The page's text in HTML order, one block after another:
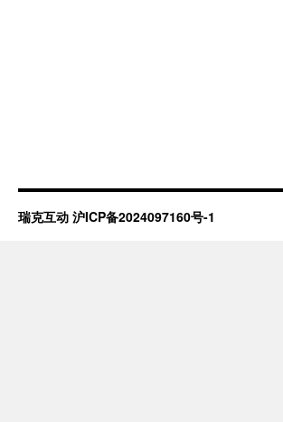
瑞克互动 沪ICP备2024097160号-1